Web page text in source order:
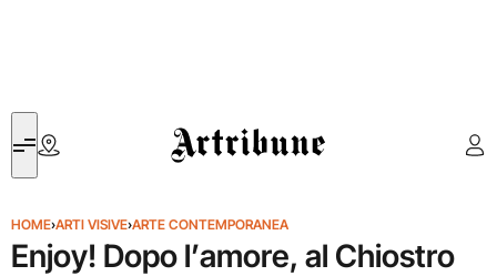
Artribune
HOME›ARTI VISIVE›ARTE CONTEMPORANEA
Enjoy! Dopo l’amore, al Chiostro